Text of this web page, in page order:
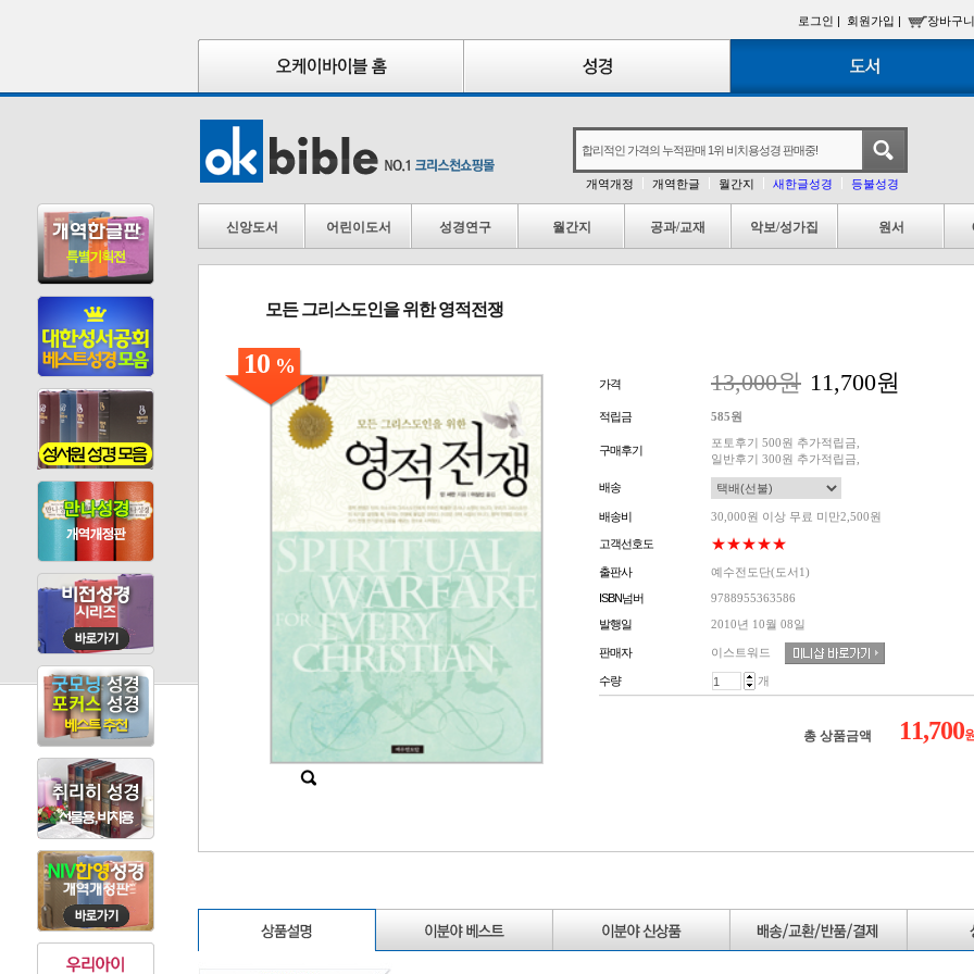
로그인 | 회원가입 | 장바구
개역개정 개역한글 월간지 새한글성경 등불성경
신앙도서 어린이도서 성경연구 월간지 공과/교재 악보/성가집 원서
모든 그리스도인을 위한 영적전쟁
10 %
가격 13,000원 11,700원
적립금 585원
구매후기
포토후기 500원 추가적립금,
일반후기 300원 추가적립금,
배송
배송비 30,000원 이상 무료 미만2,500원
고객선호도 ★★★★★
출판사
예수전도단(도서1)
ISBN넘버
9788955363586
발행일
2010년 10월 08일
판매자 이스트워드
수량 개
총 상품금액 11,700